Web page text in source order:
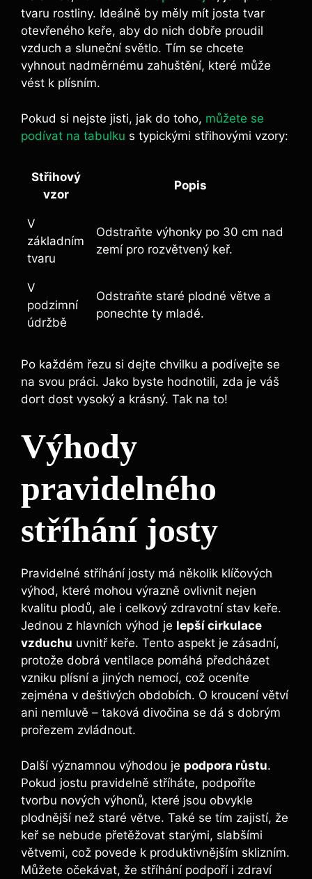
tvaru rostliny. Ideálně by měly mít josta tvar
otevřeného ⁤keře, aby do nich dobře‌ proudil
vzduch a sluneční světlo. Tím se chcete
vyhnout nadměrnému zahuštění, které ‍může
vést ‍k plísním.
Pokud si nejste jisti, jak do‌ toho, můžete se
podívat na tabulku s typickými střihovými‌ vzory:
Střihový⁣
vzor
Popis
V
základním
tvaru
Odstraňte výhonky po 30 cm nad
zemí pro rozvětvený keř.
V⁤
podzimní
údržbě
Odstraňte ⁤staré plodné‍ větve a
ponechte ty mladé.
Po každém řezu si ​dejte chvilku ⁣a podívejte se
na svou práci.‌ Jako byste hodnotili, zda je váš
dort dost ​vysoký a krásný. Tak ⁢na to!
Výhody⁤
pravidelného
stříhání ⁤josty
Pravidelné stříhání josty ⁣má několik klíčových
výhod,‌ které mohou výrazně ovlivnit nejen
kvalitu⁢ plodů, ale i celkový zdravotní stav keře.
Jednou z hlavních výhod je lepší cirkulace
vzduchu uvnitř keře. Tento aspekt je ‍zásadní,
protože dobrá‌ ventilace pomáhá ⁤předcházet
vzniku‌ plísní a jiných nemocí, což‌ oceníte
zejména‍ v⁣ deštivých ‍obdobích. O kroucení větví
ani nemluvě – taková ‌divočina se⁢ dá s dobrým ​
prořezem zvládnout.
Další významnou výhodou ‌je podpora růstu.
Pokud jostu pravidelně stříháte, podpoříte
tvorbu nových výhonů, které jsou obvykle
plodnější než staré větve. Také se tím zajistí, že
⁢keř se nebude přetěžovat starými, ‍slabšími
⁢větvemi, což povede k produktivnějším sklizním.
Můžete očekávat, že stříhání podpoří i⁢ zdraví